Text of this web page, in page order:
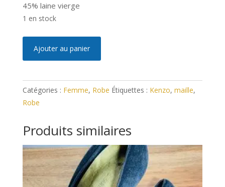
45% laine vierge
1 en stock
Kenzo
S
Ajouter au panier
e
r
i
v
e
:
Catégories : Femme, Robe Étiquettes : Kenzo, maille,
Robe
Produits similaires